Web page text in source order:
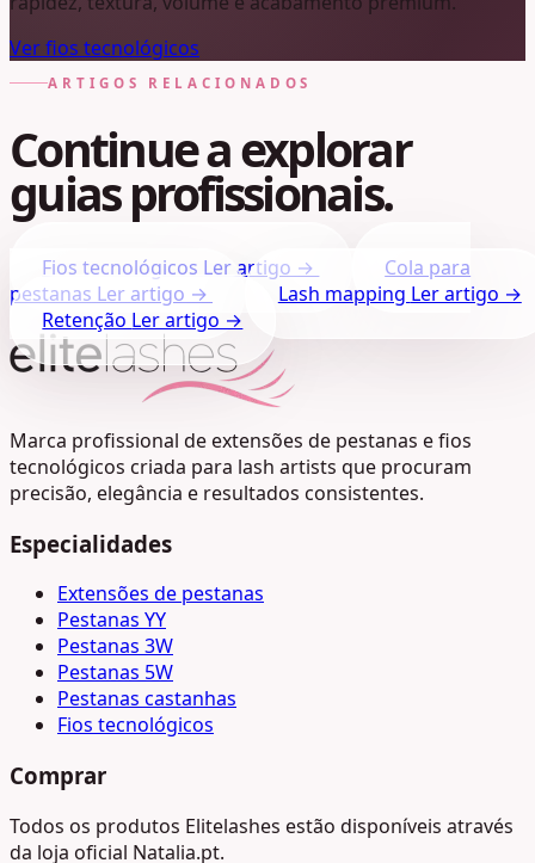
Ver fios tecnológicos
ARTIGOS RELACIONADOS
Continue a explorar
guias profissionais.
Fios tecnológicos Ler artigo →
Cola para
pestanas Ler artigo → Lash mapping Ler artigo →
Retenção Ler artigo →
Marca profissional de extensões de pestanas e fios
tecnológicos criada para lash artists que procuram
precisão, elegância e resultados consistentes.
Especialidades
Extensões de pestanas
Pestanas YY
Pestanas 3W
Pestanas 5W
Pestanas castanhas
Fios tecnológicos
Comprar
Todos os produtos Elitelashes estão disponíveis através
da loja oficial Natalia.pt.